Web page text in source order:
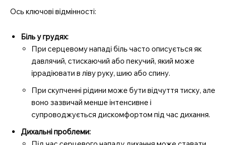
Ось ключові відмінності:
Біль у грудях:
При серцевому нападі біль часто описується як
давлячий, стискаючий або пекучий, який може
іррадіювати в ліву руку, шию або спину.
При скупченні рідини може бути відчуття тиску, але
воно зазвичай менше інтенсивне і
супроводжується дискомфортом під час дихання.
Дихальні проблеми: